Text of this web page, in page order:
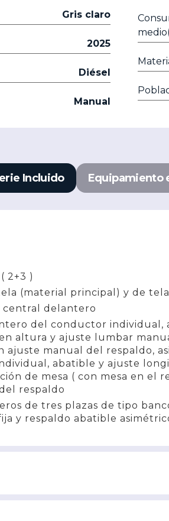
Gris claro
2025
Diésel
Manual
Incluido Equipamiento
2+3 )
(material principal) y de
central delantero
del conductor individual,
altura y ajuste lumbar
ajuste manual del respaldo,
abatible y ajuste
de mesa ( con mesa en el
respaldo
de tres plazas de tipo
y respaldo abatible